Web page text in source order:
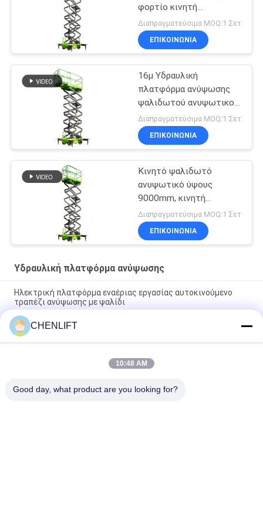
φορτίο κινητή
ανελκυστήρα ψαλίδι
Διαπραγματεύσιμα MOQ:1 Σετ
ΕΠΙΚΟΙΝΩΝΙΑ
16μ Υδραυλική
πλατφόρμα ανύψωσης
ψαλιδωτού ανυψωτικού
μηχανήματος με
επεκτεινόμενη
πλατφόρμα
Διαπραγματεύσιμα MOQ:1 Σετ
ΕΠΙΚΟΙΝΩΝΙΑ
Κινητό ψαλιδωτό
ανυψωτικό ύψους
9000mm, κινητή
υδραυλική πλατφόρμα
ανύψωσης για καθαρισμό
Διαπραγματεύσιμα MOQ:1 Σετ
ΕΠΙΚΟΙΝΩΝΙΑ
Υδραυλική πλατφόρμα ανύψωσης
Ηλεκτρική πλατφόρμα εναέριας εργασίας αυτοκινούμενο
τραπέζι ανύψωσης με ψαλίδι
10m Υδραυλική πλατφόρμα ανύψωσης Ηλεκτρική
αυτοκινούμενη ανύψωση με ψαλίδι με πλατφόρμα επέκτασης
450Kg φόρτωση
Υδραυλική πλατφόρμα ανύψωσης 10 μέτρων, αλουμινίου,
CHENLIFT
10:48 AM
Good day, what product are you looking for?